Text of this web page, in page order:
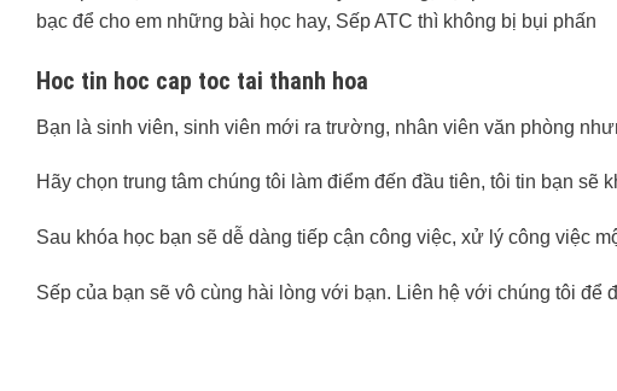
Hoc tin hoc cap toc tai thanh hoa
Bạn là sinh viên, sinh viên mới ra trường, nhân viên văn phòng
Hãy chọn trung tâm chúng tôi làm điểm đến đầu tiên, tôi tin bạn sẽ
Sau khóa học bạn sẽ dễ dàng tiếp cận công việc, xử lý công việc
Sếp của bạn sẽ vô cùng hài lòng với bạn. Liên hệ với chúng tôi để